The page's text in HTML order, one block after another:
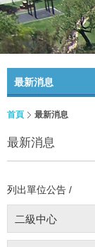
最新消息
首頁 最新消息
最新消息
列出單位公告 /
二級中心